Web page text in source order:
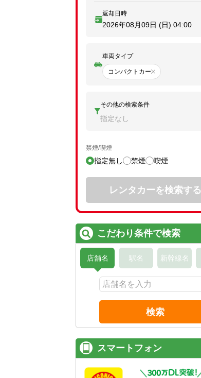
返却日時
2026年08月09日 (日) 04:00
車両タイプ
コンパクトカー
その他の検索条件
指定なし
禁煙/喫煙
指定無し 禁煙 喫煙
レンタカーを検索する
こだわり条件で検索
店舗名 駅名 新幹線名
検索
スマートフォン